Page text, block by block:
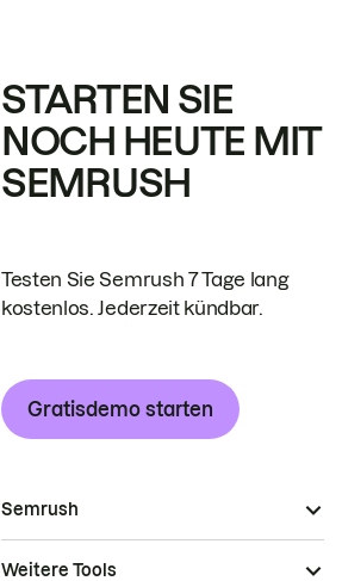
STARTEN SIE
NOCH HEUTE MIT
SEMRUSH
Testen Sie Semrush 7 Tage lang
kostenlos. Jederzeit kündbar.
Gratisdemo starten
Semrush
Weitere Tools